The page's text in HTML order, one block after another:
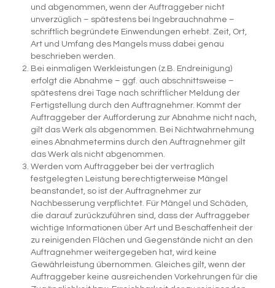
und abgenommen, wenn der Auftraggeber nicht
unverzüglich – spätestens bei Ingebrauchnahme –
schriftlich begründete Einwendungen erhebt. Zeit, Ort,
Art und Umfang des Mangels muss dabei genau
beschrieben werden.
Bei einmaligen Werkleistungen (z.B. Endreinigung)
erfolgt die Abnahme – ggf. auch abschnittsweise –
spätestens drei Tage nach schriftlicher Meldung der
Fertigstellung durch den Auftragnehmer. Kommt der
Auftraggeber der Aufforderung zur Abnahme nicht nach,
gilt das Werk als abgenommen. Bei Nichtwahrnehmung
eines Abnahmetermins durch den Auftragnehmer gilt
das Werk als nicht abgenommen.
Werden vom Auftraggeber bei der vertraglich
festgelegten Leistung berechtigterweise Mängel
beanstandet, so ist der Auftragnehmer zur
Nachbesserung verpflichtet. Für Mängel und Schäden,
die darauf zurückzuführen sind, dass der Auftraggeber
wichtige Informationen über Art und Beschaffenheit der
zu reinigenden Flächen und Gegenstände nicht an den
Auftragnehmer weitergegeben hat, wird keine
Gewährleistung übernommen. Gleiches gilt, wenn der
Auftraggeber keine ausreichenden Vorkehrungen für die